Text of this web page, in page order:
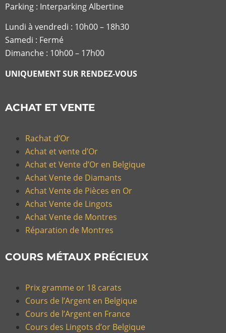
Parking : Interparking Albertine
Lundi à vendredi : 10h00 – 18h30
Samedi : Fermé
Dimanche : 10h00 – 17h00
UNIQUEMENT SUR RENDEZ-VOUS
ACHAT ET VENTE
Rachat d’Or
Achat et vente d’Or
Achat et Vente d’Or en Belgique
Achat Vente de Diamants
Achat Vente de Pièces en Or
Achat Vente de Lingots
Achat Vente de Montres
Réparation de Montres
COURS MÉTAUX PRÉCIEUX
Prix gramme or 18 carats
Cours de l’Argent en Belgique
Cours de l’Argent en France
Cours des Lingots d’or Belgique